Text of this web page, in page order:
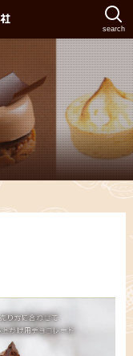
search